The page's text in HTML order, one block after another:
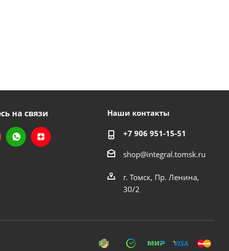
на связи Наши контакты
+7 906 951-15-51
shop@integral.tomsk.ru
г. Томск, Пр. Ленина,
30/2